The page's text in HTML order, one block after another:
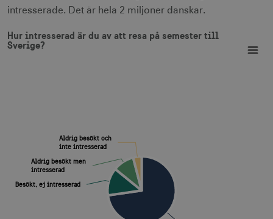
intresserade. Det är hela 2 miljoner danskar.
Hur intresserad är du av att resa på semester till
Sverige?
Hur intresserad är du av att resa på semester till Sverige?
Pie chart with 4 slices.
View as data table, Hur intresserad är du av att resa på semester till
Besökt, ej intresserad
Besökt, ej intresserad
Aldrig besökt men
intresserad
Aldrig besökt men
intresserad
Aldrig besökt och
inte intresserad
Aldrig besökt och
inte intresserad